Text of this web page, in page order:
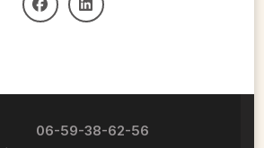
06-59-38-62-56